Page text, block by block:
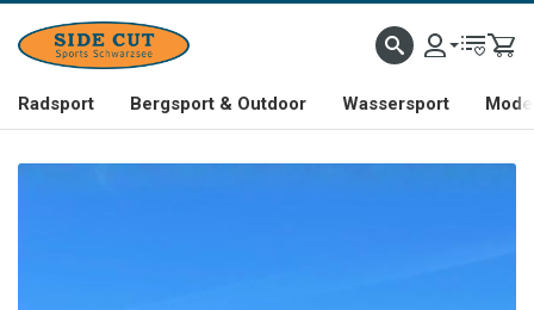
Radsport Bergsport & Outdoor Wassersport